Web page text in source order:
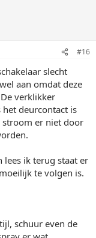
#16
slecht
aan omdat deze
verklikker
deurcontact is
stroom er niet door
lees ik terug staat er
te volgen is.
schuur even de